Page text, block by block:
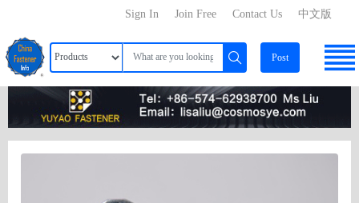
中文版
Contact Us
Join Free
Sign In
Post